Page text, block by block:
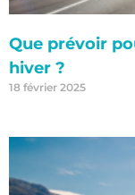
Que prévoir
hiver ?
18 février 2025